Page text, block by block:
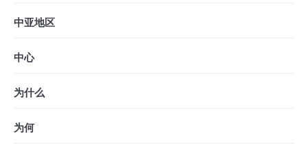
中亚地区
中心
为什么
为何